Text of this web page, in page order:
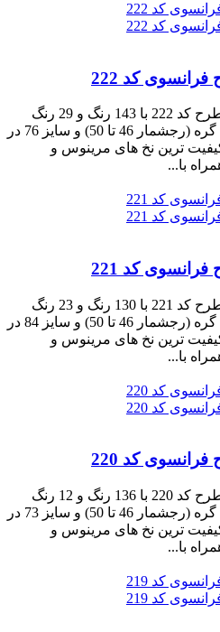
کد 222
نخ و نقشه تابلوفرش دستباف طرح کد 222 با 143 رنگ و 29 رنگ
ابریشم به ابعاد 719 رج در 500 گره (رجشمار 46 تا 50) و سایز 76 در
کیفیت ترین نخ های مرینوس و
با...
کد 221
نخ و نقشه تابلوفرش دستباف طرح کد 221 با 130 رنگ و 23 رنگ
ابریشم به ابعاد 551 رج در 800 گره (رجشمار 46 تا 50) و سایز 84 در
کیفیت ترین نخ های مرینوس و
با...
کد 220
نخ و نقشه تابلوفرش دستباف طرح کد 220 با 136 رنگ و 12 رنگ
ابریشم به ابعاد 700 رج در 479 گره (رجشمار 46 تا 50) و سایز 73 در
کیفیت ترین نخ های مرینوس و
با...